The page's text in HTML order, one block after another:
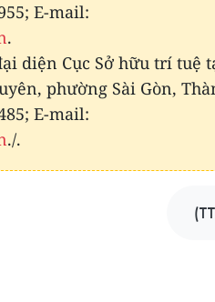
E-mail:
.
diện Cục Sở hữu trí tuệ
phường Sài Gòn,
E-mail:
./.